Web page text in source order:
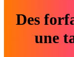
Des
une